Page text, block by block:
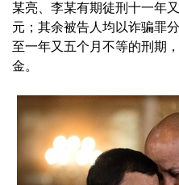
某亮、李某有期徒刑十一年
元；其余被告人均以诈骗罪
至一年又五个月不等的刑期
金。